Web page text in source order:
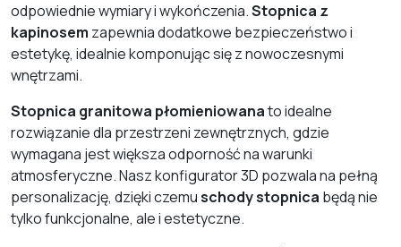
odpowiednie wymiary i wykończenia.Stopnica z
kapinosem zapewnia dodatkowe bezpieczeństwo i
estetykę, idealnie komponując się z nowoczesnymi
wnętrzami.
Stopnica granitowa płomieniowanato idealne
rozwiązanie dla przestrzeni zewnętrznych, gdzie
wymagana jest większa odporność na warunki
atmosferyczne. Nasz konfigurator 3D pozwala na pełną
personalizację, dzięki czemuschody stopnica będą nie
tylko funkcjonalne, ale i estetyczne.